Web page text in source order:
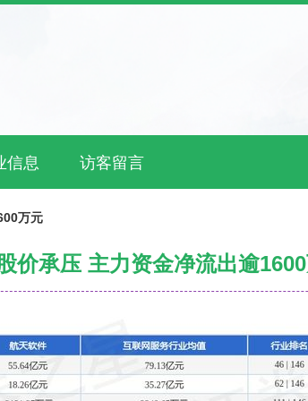
信息 访客留言
万元
价承压 主力资金净流出逾